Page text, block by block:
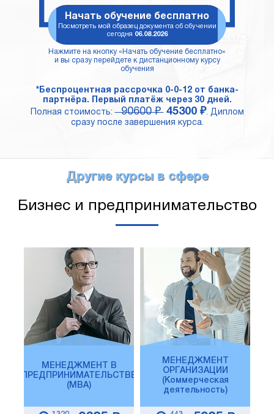
Начать обучение бесплатно
Посмотреть мой образец документа об обучении
сегодня 06.08.2026
Нажмите на кнопку «Начать обучение бесплатно»
и вы сразу перейдете к дистанционному курсу
обучения
*Беспроцентная рассрочка 0-0-12 от банка-
партнёра. Первый платёж через 30 дней.
Полная стоимость:90600 ₽ 45300 ₽. Диплом
сразу после завершения курса.
Другие курсы в сфере
Бизнес и предпринимательство
МЕНЕДЖМЕНТ В
ПРЕДПРИНИМАТЕЛЬСТВЕ
(MBA)
МЕНЕДЖМЕНТ
ОРГАНИЗАЦИИ
(Коммерческая
деятельность)